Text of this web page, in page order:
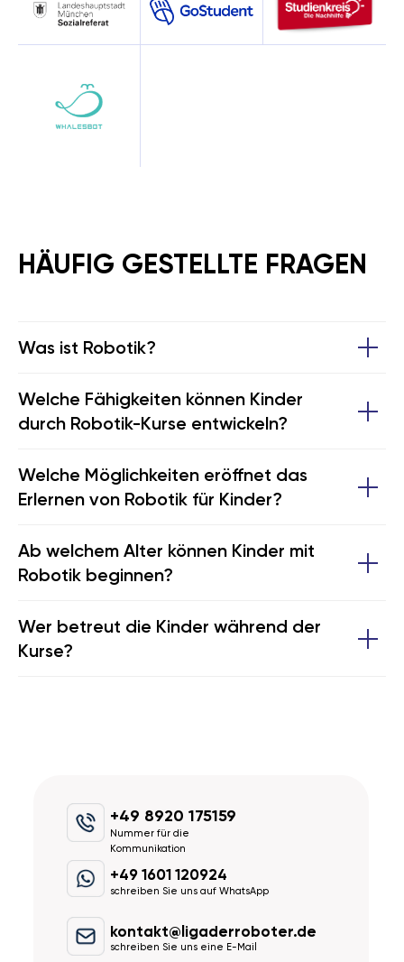
HÄUFIG GESTELLTE FRAGEN
Was ist Robotik?
Welche Fähigkeiten können Kinder
durch Robotik-Kurse entwickeln?
Welche Möglichkeiten eröffnet das
Erlernen von Robotik für Kinder?
Ab welchem Alter können Kinder mit
Robotik beginnen?
Wer betreut die Kinder während der
Kurse?
+49 8920 175159
Nummer für die
Kommunikation
+49 1601 120924
schreiben Sie uns auf WhatsApp
kontakt@ligaderroboter.de
schreiben Sie uns eine E-Mail